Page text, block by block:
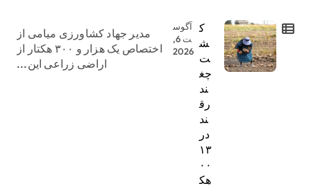
ک
ش
ت
چغ
ند
رق
ند
در
۱۳
۰۰
هک
آگوس
ت 6,
2026
مدیر جهاد کشاورزی میامی از
اختصاص یک هزار و ۳۰۰ هکتار از
اراضی زراعی این...